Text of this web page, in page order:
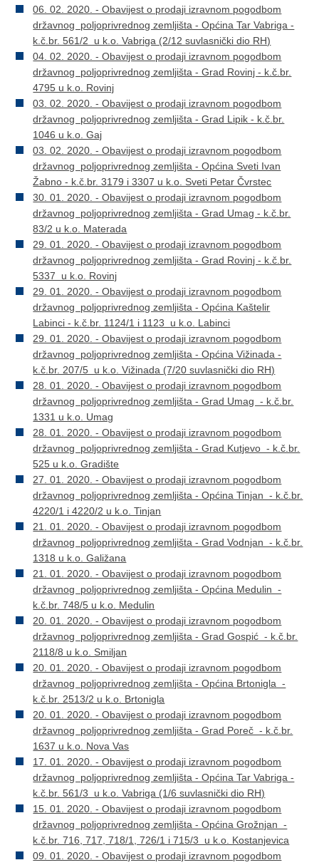
06. 02. 2020. - Obavijest o prodaji izravnom pogodbom
državnog poljoprivrednog zemljišta - Općina Tar Vabriga -
k.č.br. 561/2 u k.o. Vabriga (2/12 suvlasnički dio RH)
04. 02. 2020. - Obavijest o prodaji izravnom pogodbom
državnog poljoprivrednog zemljišta - Grad Rovinj - k.č.br.
4795 u k.o. Rovinj
03. 02. 2020. - Obavijest o prodaji izravnom pogodbom
državnog poljoprivrednog zemljišta - Grad Lipik - k.č.br.
1046 u k.o. Gaj
03. 02. 2020. - Obavijest o prodaji izravnom pogodbom
državnog poljoprivrednog zemljišta - Općina Sveti Ivan
Žabno - k.č.br. 3179 i 3307 u k.o. Sveti Petar Čvrstec
30. 01. 2020. - Obavijest o prodaji izravnom pogodbom
državnog poljoprivrednog zemljišta - Grad Umag - k.č.br.
83/2 u k.o. Materada
29. 01. 2020. - Obavijest o prodaji izravnom pogodbom
državnog poljoprivrednog zemljišta - Grad Rovinj - k.č.br.
5337 u k.o. Rovinj
29. 01. 2020. - Obavijest o prodaji izravnom pogodbom
državnog poljoprivrednog zemljišta - Općina Kaštelir
Labinci - k.č.br. 1124/1 i 1123 u k.o. Labinci
29. 01. 2020. - Obavijest o prodaji izravnom pogodbom
državnog poljoprivrednog zemljišta - Općina Vižinada -
k.č.br. 207/5 u k.o. Vižinada (7/20 suvlasnički dio RH)
28. 01. 2020. - Obavijest o prodaji izravnom pogodbom
državnog poljoprivrednog zemljišta - Grad Umag - k.č.br.
1331 u k.o. Umag
28. 01. 2020. - Obavijest o prodaji izravnom pogodbom
državnog poljoprivrednog zemljišta - Grad Kutjevo - k.č.br.
525 u k.o. Gradište
27. 01. 2020. - Obavijest o prodaji izravnom pogodbom
državnog poljoprivrednog zemljišta - Općina Tinjan - k.č.br.
4220/1 i 4220/2 u k.o. Tinjan
21. 01. 2020. - Obavijest o prodaji izravnom pogodbom
državnog poljoprivrednog zemljišta - Grad Vodnjan - k.č.br.
1318 u k.o. Galižana
21. 01. 2020. - Obavijest o prodaji izravnom pogodbom
državnog poljoprivrednog zemljišta - Općina Medulin -
k.č.br. 748/5 u k.o. Medulin
20. 01. 2020. - Obavijest o prodaji izravnom pogodbom
državnog poljoprivrednog zemljišta - Grad Gospić - k.č.br.
2118/8 u k.o. Smiljan
20. 01. 2020. - Obavijest o prodaji izravnom pogodbom
državnog poljoprivrednog zemljišta - Općina Brtonigla -
k.č.br. 2513/2 u k.o. Brtonigla
20. 01. 2020. - Obavijest o prodaji izravnom pogodbom
državnog poljoprivrednog zemljišta - Grad Poreč - k.č.br.
1637 u k.o. Nova Vas
17. 01. 2020. - Obavijest o prodaji izravnom pogodbom
državnog poljoprivrednog zemljišta - Općina Tar Vabriga -
k.č.br. 561/3 u k.o. Vabriga (1/6 suvlasnički dio RH)
15. 01. 2020. - Obavijest o prodaji izravnom pogodbom
državnog poljoprivrednog zemljišta - Općina Grožnjan -
k.č.br. 716, 717, 718/1, 726/1 i 715/3 u k.o. Kostanjevica
09. 01. 2020. - Obavijest o prodaji izravnom pogodbom